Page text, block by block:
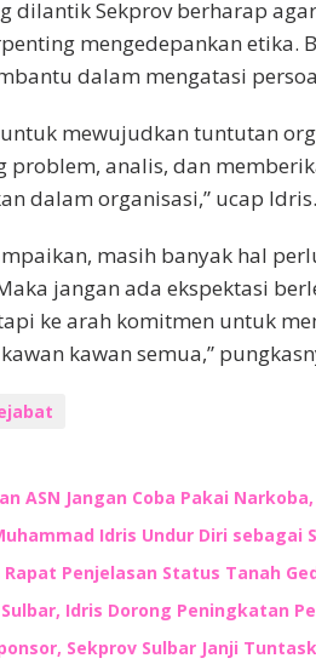
dilantik Sekprov berharap
mengedepankan
dalam mengatasi
mewujudkan tuntutan
problem, analis, dan
dalam organisasi,” ucap Idris.
masih banyak hal
jangan ada ekspektasi
ke arah komitmen untuk
kawan semua,”
ASN Jangan Coba Pakai
Idris Undur Diri sebagai
Penjelasan Status Tanah
Sulbar, Idris Dorong Peningkatan
Sekprov Sulbar Janji